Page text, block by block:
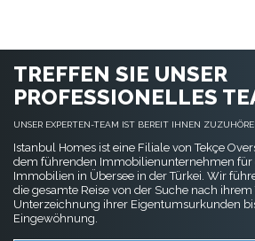
TREFFEN SIE UNSER
PROFESSIONELLES
UNSER EXPERTEN-TEAM IST BEREIT IHNEN
Istanbul Homes ist eine Filiale von Tekçe
dem führenden Immobilienunternehmen für
Immobilien in Übersee in der Türkei. Wir
die gesamte Reise von der Suche nach
Unterzeichnung ihrer Eigentumsurkunden
Eingewöhnung.